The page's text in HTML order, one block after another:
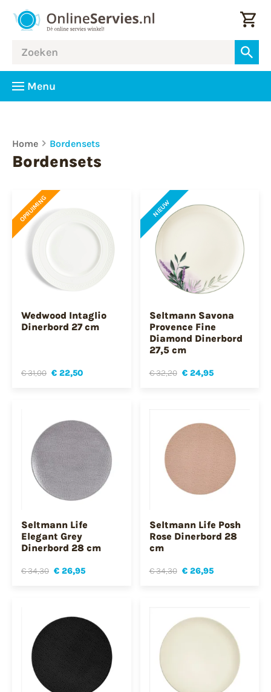
Menu
Home Bordensets
Bordensets
OPRUIMING
Wedwood Intaglio
Dinerbord 27 cm
€ 31,00 € 22,50
NIEUW
Seltmann Savona
Provence Fine
Diamond Dinerbord
27,5 cm
€ 32,20 € 24,95
Seltmann Life
Elegant Grey
Dinerbord 28 cm
€ 34,30 € 26,95
Seltmann Life Posh
Rose Dinerbord 28
cm
€ 34,30 € 26,95